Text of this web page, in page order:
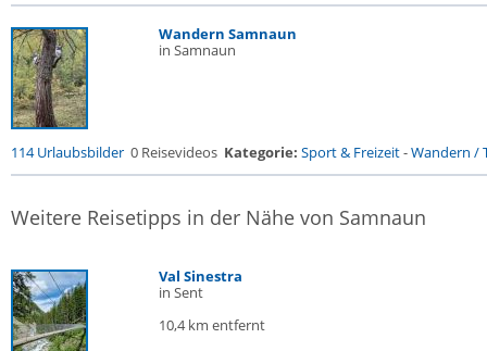
Wandern Samnaun
in Samnaun
114 Urlaubsbilder 0 Reisevideos Kategorie: Sport & Freizeit-Wandern /
Weitere Reisetipps in der Nähe von Samnaun
Val Sinestra
in Sent
10,4 km entfernt